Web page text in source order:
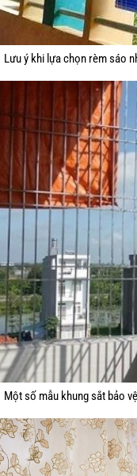
Lưu ý khi lựa chọn rèm sáo
Một số mẫu khung sắt bảo